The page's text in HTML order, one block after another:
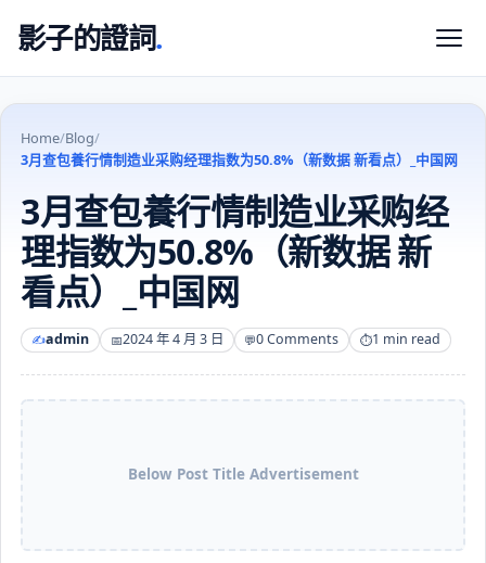
影子的證詞.
Home/Blog/
3月查包養行情制造业采购经理指数为50.8%（新数据 新看点）_中国网
3月查包養行情制造业采购经
理指数为50.8%（新数据 新
看点）_中国网
admin 2024 年 4 月 3 日 0 Comments 1 min read
Below Post Title Advertisement